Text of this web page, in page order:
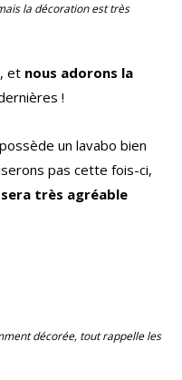
la décoration est très
et nous adorons la
!
un lavabo bien
pas cette fois-ci,
très agréable
décorée, tout rappelle les